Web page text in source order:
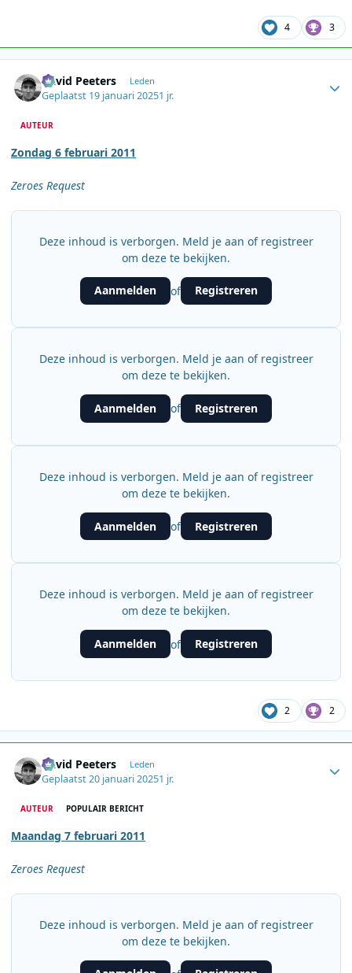
4 3
David Peeters Leden
Geplaatst 19 januari 20251 jr.
AUTEUR
Zondag 6 februari 2011
Zeroes Request
Deze inhoud is verborgen. Meld je aan of registreer
om deze te bekijken.
Aanmelden of Registreren
Deze inhoud is verborgen. Meld je aan of registreer
om deze te bekijken.
Aanmelden of Registreren
Deze inhoud is verborgen. Meld je aan of registreer
om deze te bekijken.
Aanmelden of Registreren
Deze inhoud is verborgen. Meld je aan of registreer
om deze te bekijken.
Aanmelden of Registreren
2 2
David Peeters Leden
Geplaatst20 januari 20251 jr.
AUTEUR POPULAIR BERICHT
Maandag 7 februari 2011
Zeroes Request
Deze inhoud is verborgen. Meld je aan of registreer
om deze te bekijken.